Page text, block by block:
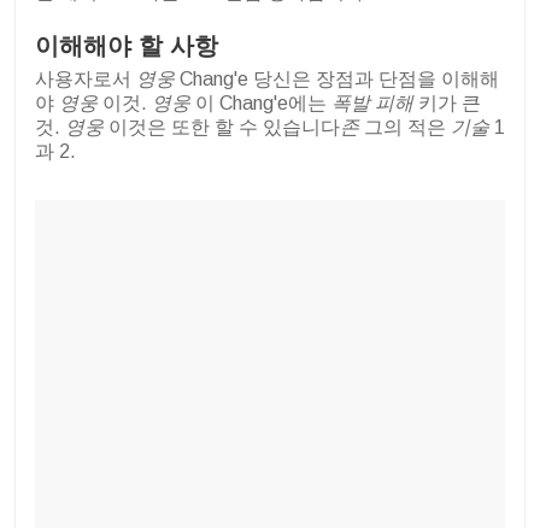
이해해야 할 사항
사용자로서 영웅 Chang'e 당신은 장점과 단점을 이해해
야 영웅 이것. 영웅 이 Chang'e에는 폭발 피해 키가 큰
것. 영웅 이것은 또한 할 수 있습니다존 그의 적은 기술 1
과 2.